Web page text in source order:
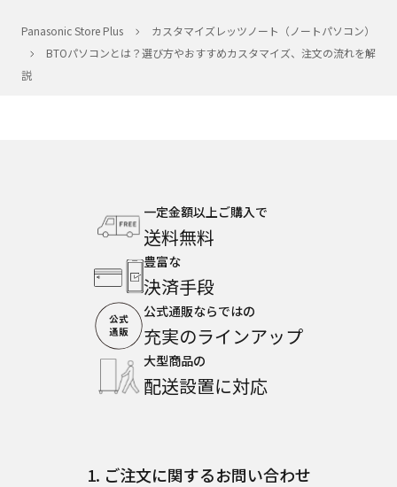
Panasonic Store Plus
カスタマイズレッツノート（ノートパソコン）
BTOパソコンとは？選び方やおすすめカスタマイズ、注文の流れを解
説
一定金額以上ご購入で
送料無料
豊富な
決済手段
公式通販ならではの
充実のラインアップ
大型商品の
配送設置に対応
1. ご注文に関するお問い合わせ